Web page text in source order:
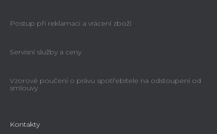
Postup při reklamaci a vrácení zboží
Servisní služby a ceny
Vzorové poučení o právu spotřebitele na odstoupení od
smlouvy
Kontakty